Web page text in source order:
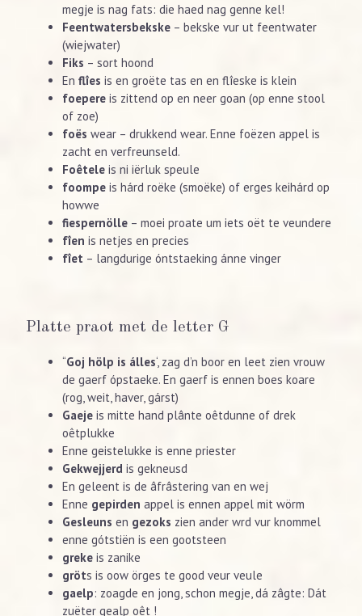
megje is nag fats: die haed nag genne kel!
Feentwatersbekske – bekske vur ut feentwater
(wiejwater)
Fiks – sort hoond
En flîes is en groëte tas en en flîeske is klein
foepere is zittend op en neer goan (op enne stool
of zoe)
foës wear – drukkend wear. Enne foëzen appel is
zacht en verfreunseld.
Foêtele is ni iërluk speule
foompe is hárd roëke (smoëke) of erges keihárd op
howwe
fiespernölle – moei proate um iets oët te veundere
fîen is netjes en precies
fîet – langdurige óntstaeking ánne vinger
Platte praot met de letter G
“Goj hölp is álles‘, zag d’n boor en leet zien vrouw
de gaerf ópstaeke. En gaerf is ennen boes koare
(rog, weit, haver, gárst)
Gaeje is mitte hand plânte oêtdunne of drek
oêtplukke
Enne geistelukke is enne priester
Gekwejjerd is gekneusd
En geleent is de âfrâstering van en wej
Enne gepirden appel is ennen appel mit wörm
Gesleuns en gezoks zien ander wrd vur knommel
enne gótstiën is een gootsteen
greke is zanike
gröts is oow örges te good veur veule
gaelp: zoagde en jong, schon megje, dá zâgte: Dát
zuëter gealp oêt !